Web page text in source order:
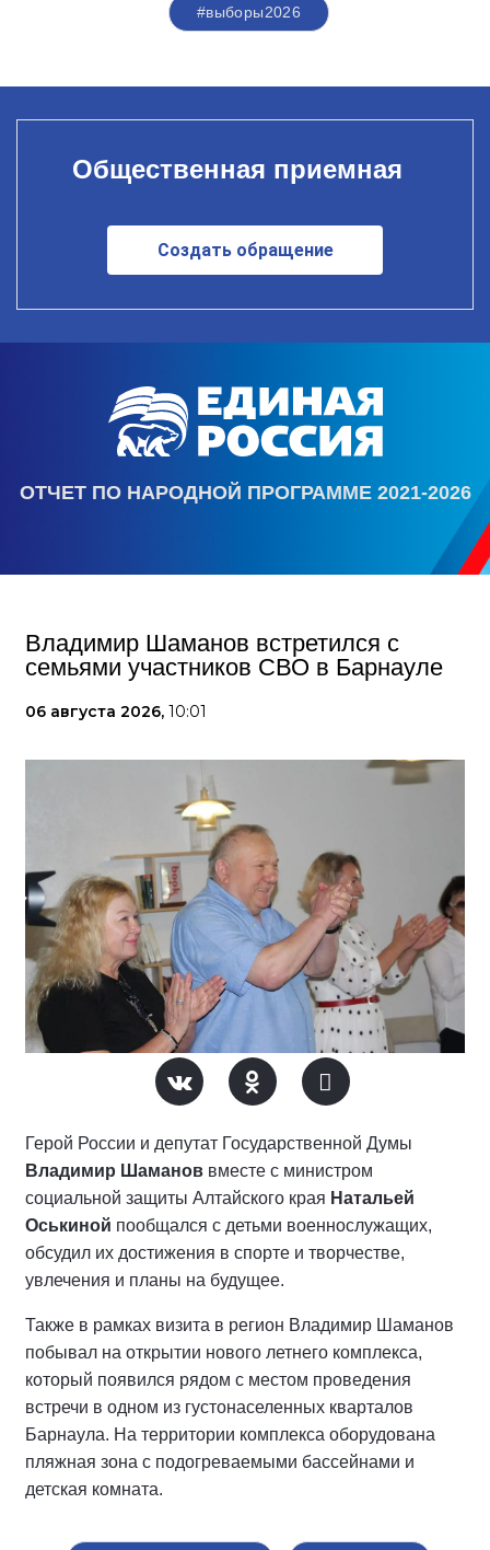
#выборы2026
Общественная приемная
Создать обращение
ОТЧЕТ ПО НАРОДНОЙ ПРОГРАММЕ 2021-2026
Владимир Шаманов встретился с
семьями участников СВО в Барнауле
06 августа 2026, 10:01
Герой России и депутат Государственной Думы
Владимир Шаманов вместе с министром
социальной защиты Алтайского края Натальей
Оськиной пообщался с детьми военнослужащих,
обсудил их достижения в спорте и творчестве,
увлечения и планы на будущее.
Также в рамках визита в регион Владимир Шаманов
побывал на открытии нового летнего комплекса,
который появился рядом с местом проведения
встречи в одном из густонаселенных кварталов
Барнаула. На территории комплекса оборудована
пляжная зона с подогреваемыми бассейнами и
детская комната.